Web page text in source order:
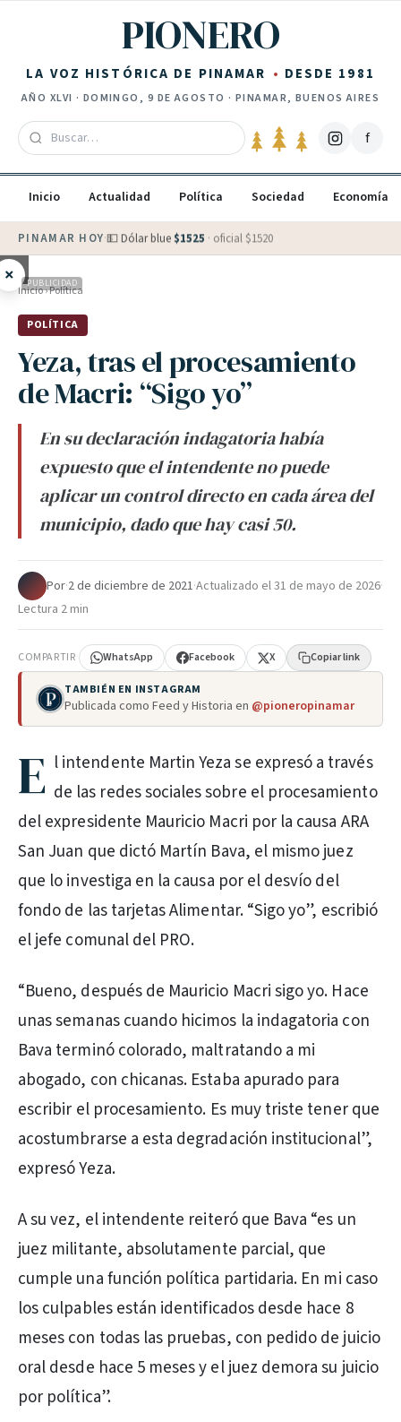
PIONERO
LA VOZ HISTÓRICA DE PINAMAR DESDE 1981
AÑO XLVI · DOMINGO, 9 DE AGOSTO · PINAMAR, BUENOS AIRES
f
Inicio Actualidad Política Sociedad Economía
PINAMAR HOY·💵 Dólar blue $1525 · oficial $1520
× PUBLICIDAD
Inicio›Política
POLÍTICA
Yeza, tras el procesamiento
de Macri: “Sigo yo”
En su declaración indagatoria había
expuesto que el intendente no puede
aplicar un control directo en cada área del
municipio, dado que hay casi 50.
Por·2 de diciembre de 2021·Actualizado el31 de mayo de 2026·
Lectura 2 min
COMPARTIR WhatsApp Facebook X Copiar link
TAMBIÉN EN INSTAGRAM
Publicada como Feed y Historia en @pioneropinamar
E l intendente Martin Yeza se expresó a través
de las redes sociales sobre el procesamiento
del expresidente Mauricio Macri por la causa ARA
San Juan que dictó Martín Bava, el mismo juez
que lo investiga en la causa por el desvío del
fondo de las tarjetas Alimentar. “Sigo yo”, escribió
el jefe comunal del PRO.
“Bueno, después de Mauricio Macri sigo yo. Hace
unas semanas cuando hicimos la indagatoria con
Bava terminó colorado, maltratando a mi
abogado, con chicanas. Estaba apurado para
escribir el procesamiento. Es muy triste tener que
acostumbrarse a esta degradación institucional”,
expresó Yeza.
A su vez, el intendente reiteró que Bava “es un
juez militante, absolutamente parcial, que
cumple una función política partidaria. En mi caso
los culpables están identificados desde hace 8
meses con todas las pruebas, con pedido de juicio
oral desde hace 5 meses y el juez demora su juicio
por política”.